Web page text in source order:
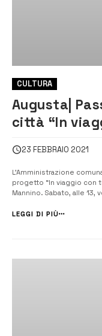
CULTURA
Augusta|
città “In
23 FEBBRAIO 2021
L’Amministrazione
progetto “In viaggio con
Mannino. Sabato, alle 13,
mare e delle sue bellezze.
LEGGI DI PIÙ